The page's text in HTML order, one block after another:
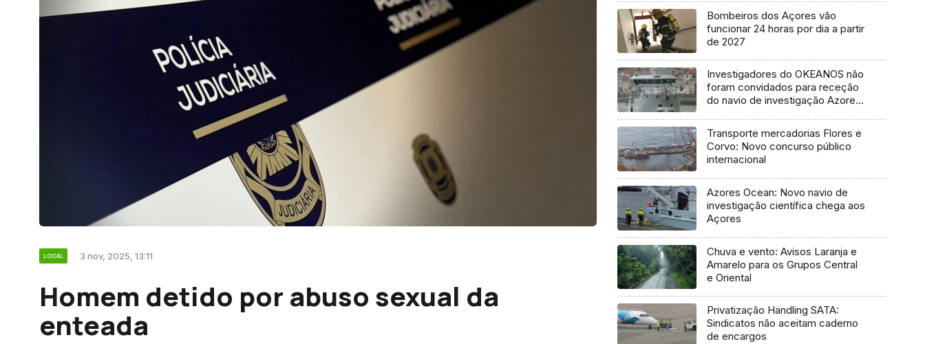
LOCAL 3 nov, 2025, 13:11
Homem detido por abuso sexual da
enteada
Bombeiros dos Açores vão
funcionar 24 horas por dia a partir
de 2027
Investigadores do OKEANOS não
foram convidados para receção
do navio de investigação Azores
Transporte mercadorias Flores e
Corvo: Novo concurso público
internacional
Azores Ocean: Novo navio de
investigação científica chega aos
Açores
Chuva e vento: Avisos Laranja e
Amarelo para os Grupos Central
e Oriental
Privatização Handling SATA:
Sindicatos não aceitam caderno
de encargos